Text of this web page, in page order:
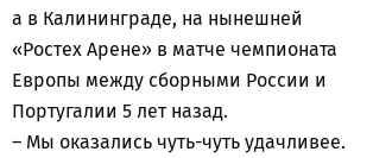
а в Калининграде, на нынешней
«Ростех Арене» в матче чемпионата
Европы между сборными России и
Португалии 5 лет назад.
– Мы оказались чуть-чуть удачливее.